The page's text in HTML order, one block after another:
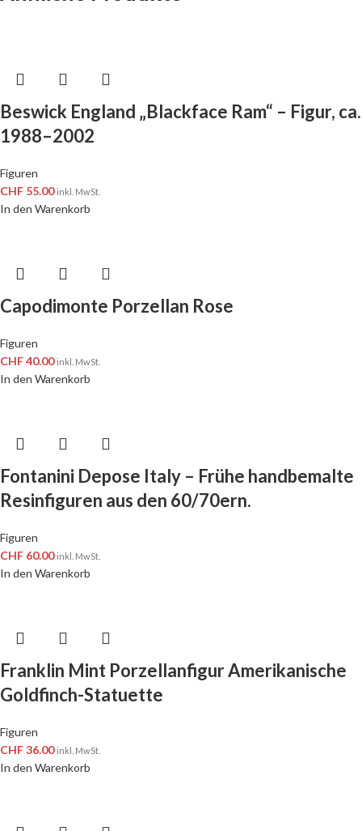
Beswick England „Blackface Ram“ – Figur, ca.
1988–2002
Figuren
CHF 55.00 inkl. MwSt.
In den Warenkorb
Capodimonte Porzellan Rose
Figuren
CHF40.00 inkl. MwSt.
In den Warenkorb
Fontanini Depose Italy – Frühe handbemalte
Resinfiguren aus den 60/70ern.
Figuren
CHF 60.00 inkl. MwSt.
In den Warenkorb
Franklin Mint Porzellanfigur Amerikanische
Goldfinch-Statuette
Figuren
CHF36.00 inkl. MwSt.
In den Warenkorb